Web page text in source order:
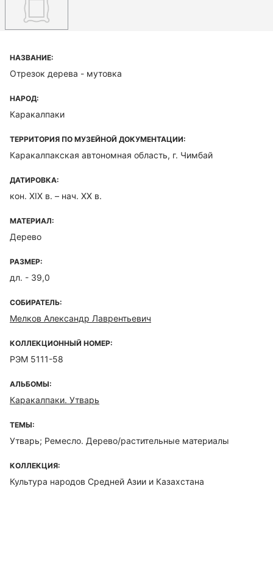
НАЗВАНИЕ:
Отрезок дерева - мутовка
НАРОД:
Каракалпаки
ТЕРРИТОРИЯ ПО МУЗЕЙНОЙ ДОКУМЕНТАЦИИ:
Каракалпакская автономная область, г. Чимбай
ДАТИРОВКА:
кон. XIX в. – нач. XX в.
МАТЕРИАЛ:
Дерево
РАЗМЕР:
дл. - 39,0
СОБИРАТЕЛЬ:
Мелков Александр Лаврентьевич
КОЛЛЕКЦИОННЫЙ НОМЕР:
РЭМ 5111-58
АЛЬБОМЫ:
Каракалпаки. Утварь
ТЕМЫ:
Утварь; Ремесло. Дерево/растительные материалы
КОЛЛЕКЦИЯ:
Культура народов Средней Азии и Казахстана